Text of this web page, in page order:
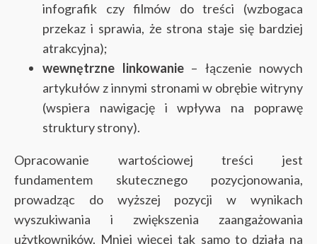
infografik czy filmów do treści (wzbogaca
przekaz i sprawia, że strona staje się bardziej
atrakcyjna);
wewnętrzne linkowanie– łączenie nowych
artykułów z innymi stronami w obrębie witryny
(wspiera nawigację i wpływa na poprawę
struktury strony).
Opracowanie wartościowej treści jest
fundamentem skutecznego pozycjonowania,
prowadząc do wyższej pozycji w wynikach
wyszukiwania i zwiększenia zaangażowania
użytkowników. Mniej więcej tak samo to działa na